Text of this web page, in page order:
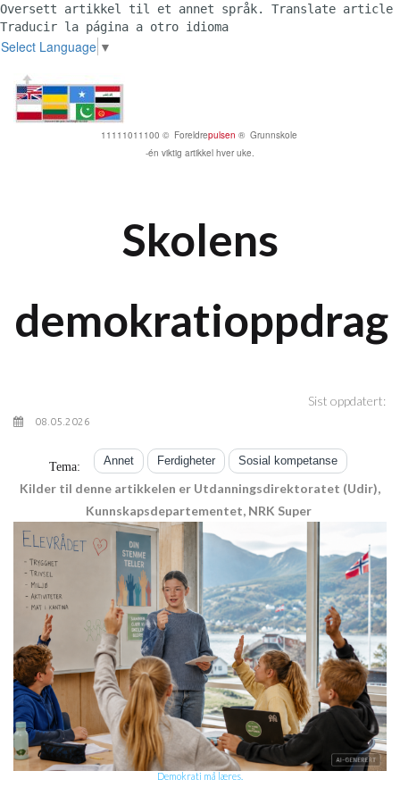
Oversett artikkel til et annet språk. Translate article to
Traducir la página a otro idioma
Select Language ▼
11111011100 © Foreldrepulsen ® Grunnskole
-én viktig artikkel hver uke.
Skolens
demokratioppdrag
Sist oppdatert:
08.05.2026
Tema: Annet Ferdigheter Sosial kompetanse
Kilder til denne artikkelen er Utdanningsdirektoratet (Udir),
Kunnskapsdepartementet, NRK Super
Demokrati må læres.